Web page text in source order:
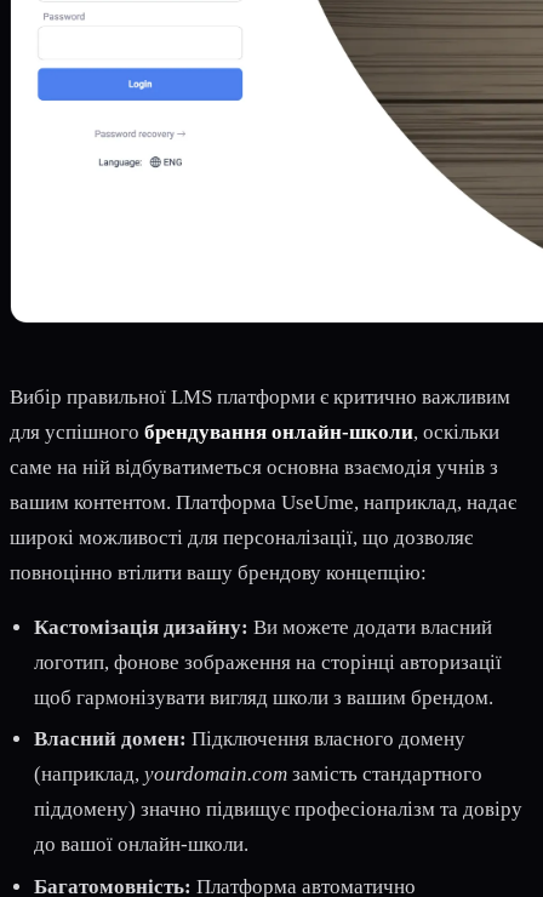
Вибір правильної LMS платформи є критично важливим
для успішного брендування онлайн-школи, оскільки
саме на ній відбуватиметься основна взаємодія учнів з
вашим контентом. Платформа UseUme, наприклад, надає
широкі можливості для персоналізації, що дозволяє
повноцінно втілити вашу брендову концепцію:
Кастомізація дизайну: Ви можете додати власний
логотип, фонове зображення на сторінці авторизації
щоб гармонізувати вигляд школи з вашим брендом.
Власний домен: Підключення власного домену
(наприклад, yourdomain.com замість стандартного
піддомену) значно підвищує професіоналізм та довіру
до вашої онлайн-школи.
Багатомовність: Платформа автоматично